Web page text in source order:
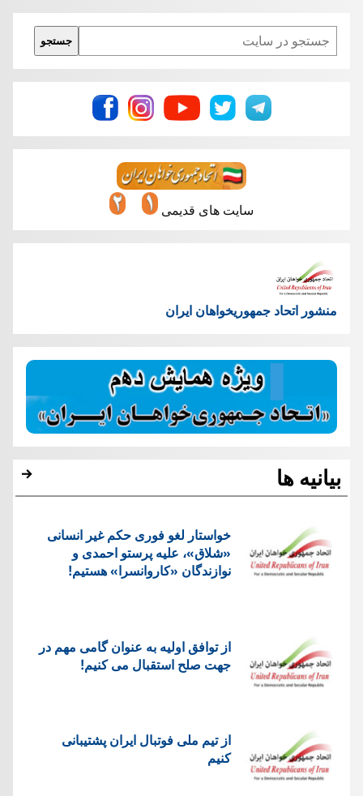
Search
جستجو
سایت های قدیمی
منشور اتحاد جمهوریخواهان ایران
بیانیه ها
خواستار لغو فوری حکم غیر انسانی
«شلاق»، علیه پرستو احمدی و
نوازندگان «کاروانسرا» هستیم!
از توافق اولیه به عنوان گامی مهم در
جهت صلح استقبال می کنیم!
از تیم ملی فوتبال ایران پشتیبانی
کنیم